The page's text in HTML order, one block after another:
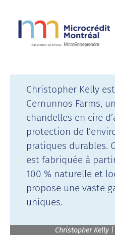
Christopher Kelly
Cernunnos Farms,
chandelles en cire
protection de
pratiques durables.
est fabriquée à
100 % naturelle et
propose une vaste
uniques.
Christopher Kelly